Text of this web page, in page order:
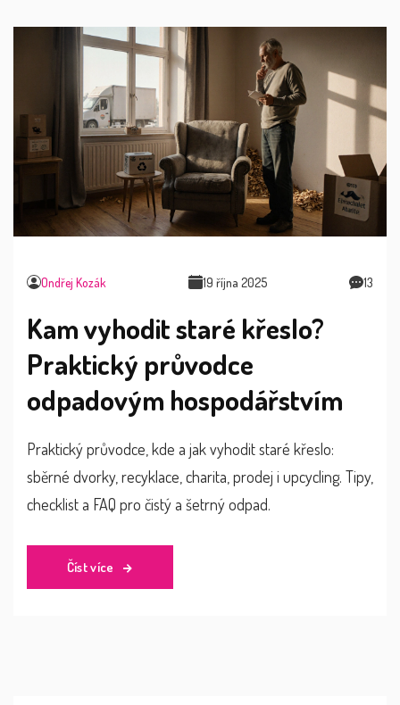
Ondřej Kozák 19 října 2025 13
Kam vyhodit staré křeslo?
Praktický průvodce
odpadovým hospodářstvím
Praktický průvodce, kde a jak vyhodit staré křeslo:
sběrné dvorky, recyklace, charita, prodej i upcycling. Tipy,
checklist a FAQ pro čistý a šetrný odpad.
Číst více